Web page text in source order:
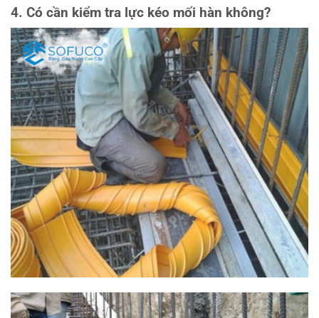
4. Có cần kiểm tra lực kéo mối hàn không?